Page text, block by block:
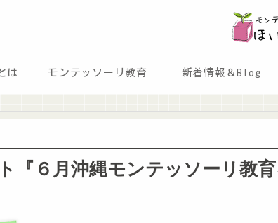
は モンテッソーリ教育 新着情報＆Blog
『６月沖縄モンテッソーリ教